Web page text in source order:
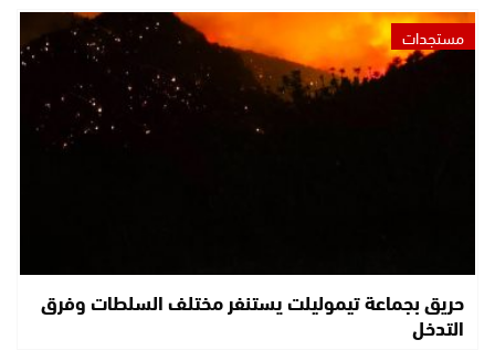
مستجدات
حريق بجماعة تيموليلت يستنفر مختلف السلطات وفرق
التدخل